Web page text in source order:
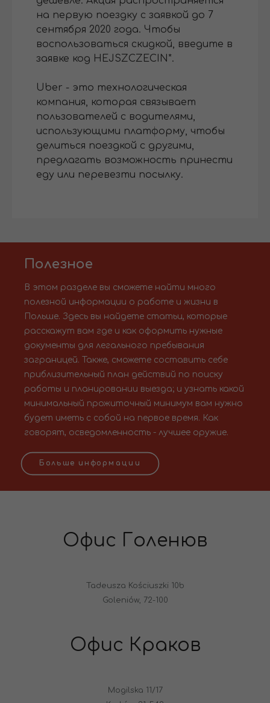
на первую поездку с заявкой до 7
сентября 2020 года. Чтобы
воспользоваться скидкой, введите в
заявке код HEJSZCZECIN*.
Uber - это технологическая
компания, которая связывает
пользователей с водителями,
использующими платформу, чтобы
делиться поездкой с другими,
предлагать возможность принести
еду или перевезти посылку.
Полезное
В этом разделе вы сможете найти много
полезной информации о работе и жизни в
Польше. Здесь вы найдете статьи, которые
расскажут вам где и как оформить нужные
документы для легального пребывания
заграницей. Также, сможете составить себе
приблизительный план действий по поиску
работы и планировании выезда; и узнать какой
минимальный прожиточный минимум вам нужно
будет иметь с собой на первое время. Как
говорят, осведомленность - лучшее оружие.
Больше информации
Офис Голенюв
Tadeusza Kościuszki 10b
Goleniów, 72-100
Офис Краков
Mogilska 11/17